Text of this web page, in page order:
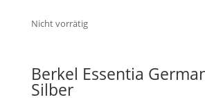
Nicht vorrätig
Berkel Essentia
Silber